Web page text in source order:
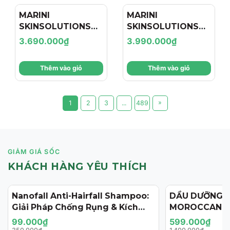
MARINI
SKINSOLUTIONS
Duality™ – Tinh
Chất Hỗ Trợ Giảm
Mụn Và Cải Thiện
Dấu Hiệu Lão Hóa
3.690.000₫
Thêm vào giỏ
MARINI
SKINSOLUTIONS
Transformation
Face Cream – Kem
Dưỡng Hỗ Trợ Tái
Tạo, Giảm Nếp
Nhăn Và Săn Chắc
Da
3.990.000₫
Thêm vào giỏ
1 2 3 ... 489 »
GIẢM GIÁ SỐC
KHÁCH HÀNG YÊU THÍCH
- 72%
Nanofall Anti-Hairfall Shampoo:
Giải Pháp Chống Rụng & Kích
Thích Mọc Tóc Chuẩn Y Khoa
99.000₫
- 57%
DẦU DƯỠNG
125ML
599.000₫